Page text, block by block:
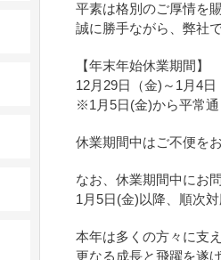
平素は格別のご厚情を
誠に勝手ながら、弊社
【年末年始休業期間】
12月29日（金)～1月4
※1月5日(金)から平常
休業期間中はご不便を
なお、休業期間中にお
1月5日(金)以降、順次
本年は多くの方々に支
更なる成長と飛躍を遂